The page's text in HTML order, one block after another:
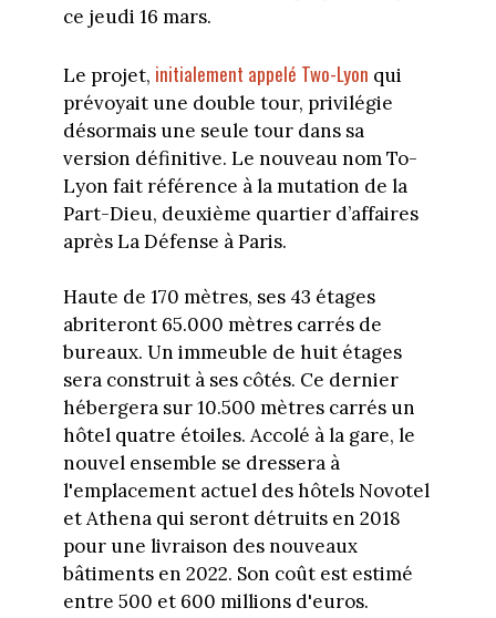
ce jeudi 16 mars.
Le projet, initialement appelé Two-Lyon qui
prévoyait une double tour, privilégie
désormais une seule tour dans sa
version définitive. Le nouveau nom To-
Lyon fait référence à la mutation de la
Part-Dieu, deuxième quartier d’affaires
après La Défense à Paris.
Haute de 170 mètres, ses 43 étages
abriteront 65.000 mètres carrés de
bureaux. Un immeuble de huit étages
sera construit à ses côtés. Ce dernier
hébergera sur 10.500 mètres carrés un
hôtel quatre étoiles. Accolé à la gare, le
nouvel ensemble se dressera à
l'emplacement actuel des hôtels Novotel
et Athena qui seront détruits en 2018
pour une livraison des nouveaux
bâtiments en 2022. Son coût est estimé
entre 500 et 600 millions d'euros.